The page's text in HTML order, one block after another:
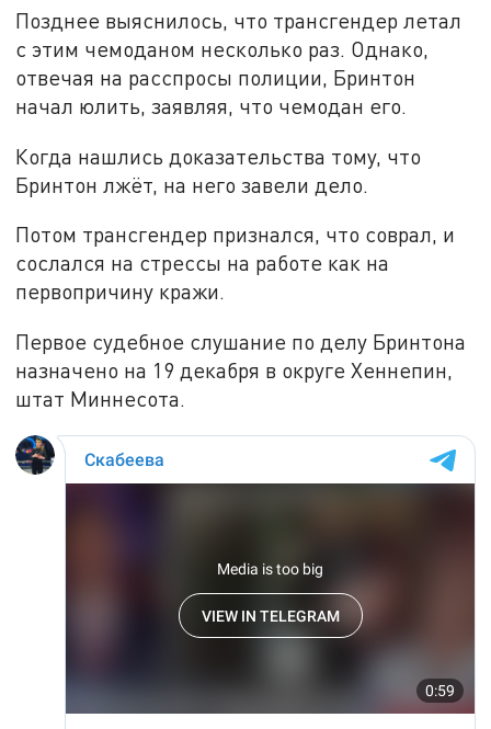
Позднее выяснилось, что трансгендер летал
с этим чемоданом несколько раз. Однако,
отвечая на расспросы полиции, Бринтон
начал юлить, заявляя, что чемодан его.
Когда нашлись доказательства тому, что
Бринтон лжёт, на него завели дело.
Потом трансгендер признался, что соврал, и
сослался на стрессы на работе как на
первопричину кражи.
Первое судебное слушание по делу Бринтона
назначено на 19 декабря в округе Хеннепин,
штат Миннесота.